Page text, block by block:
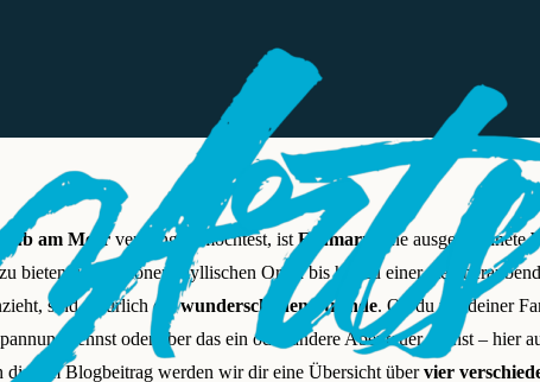
am Meerverbringen möchtest, ist Fehmarn eine ausgezeichnete
bieten, von schönen idyllischen Orten bis hin zu einer
sind natürlich diewunderschönen Strände. Ob du mit deiner
sehnst oder aber das ein oder andere Abenteuer suchst – hier
diesem Blogbeitrag werden wir dir eine Übersicht übervier